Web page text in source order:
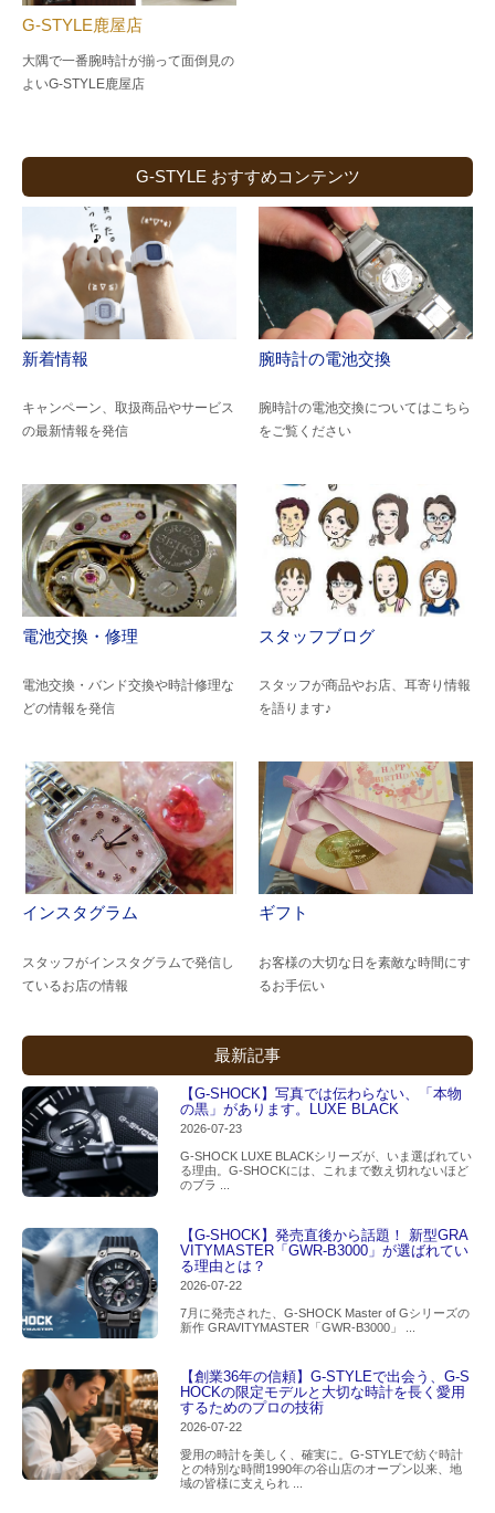
G-STYLE鹿屋店
大隅で一番腕時計が揃って面倒見の
よいG-STYLE鹿屋店
G-STYLE おすすめコンテンツ
新着情報
キャンペーン、取扱商品やサービス
の最新情報を発信
腕時計の電池交換
腕時計の電池交換についてはこちら
をご覧ください
電池交換・修理
電池交換・バンド交換や時計修理な
どの情報を発信
スタッフブログ
スタッフが商品やお店、耳寄り情報
を語ります♪
インスタグラム
スタッフがインスタグラムで発信し
ているお店の情報
ギフト
お客様の大切な日を素敵な時間にす
るお手伝い
最新記事
【G-SHOCK】写真では伝わらない、「本物
の黒」があります。LUXE BLACK
2026-07-23
G-SHOCK LUXE BLACKシリーズが、いま選ばれてい
る理由。G-SHOCKには、これまで数え切れないほど
のブラ ...
【G-SHOCK】発売直後から話題！ 新型GRA
VITYMASTER「GWR-B3000」が選ばれてい
る理由とは？
2026-07-22
7月に発売された、G-SHOCK Master of Gシリーズの
新作 GRAVITYMASTER「GWR-B3000」 ...
【創業36年の信頼】G-STYLEで出会う、G-S
HOCKの限定モデルと大切な時計を長く愛用
するためのプロの技術
2026-07-22
愛用の時計を美しく、確実に。G-STYLEで紡ぐ時計
との特別な時間1990年の谷山店のオープン以来、地
域の皆様に支えられ ...